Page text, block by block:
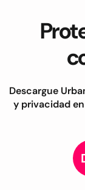
Descargue
y privacidad